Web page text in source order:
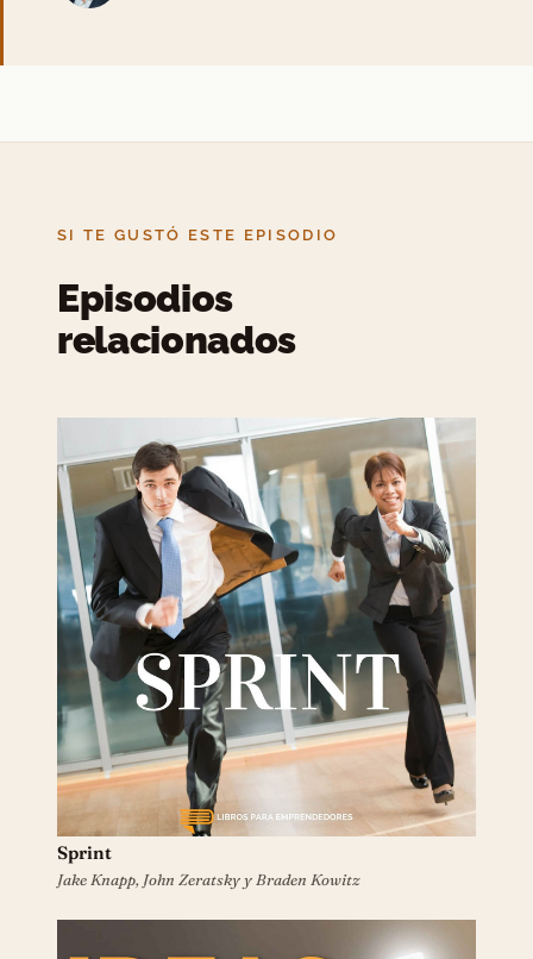
SI TE GUSTÓ ESTE EPISODIO
Episodios
relacionados
Sprint
Jake Knapp, John Zeratsky y Braden Kowitz